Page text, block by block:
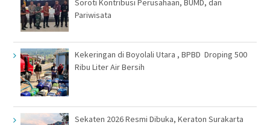
Soroti Kontribusi Perusahaan, BUMD, dan
Pariwisata
Kekeringan di Boyolali Utara , BPBD Droping 500
Ribu Liter Air Bersih
Sekaten 2026 Resmi Dibuka, Keraton Surakarta